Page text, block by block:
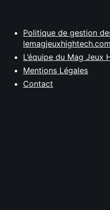
Politique de gestion
lemagjeuxhightech.com
L’équipe du Mag Jeux
Mentions Légales
Contact